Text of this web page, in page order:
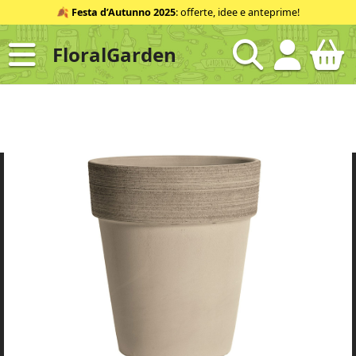
al
contenuto
ID
🍂 Festa d’Autunno 2025: offerte, idee e anteprime!
FloralGarden